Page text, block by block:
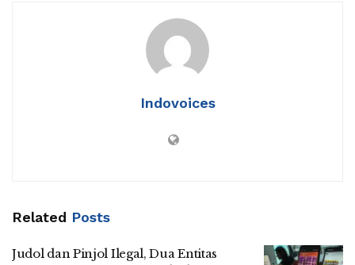
Indovoices
Related Posts
Judol dan Pinjol Ilegal, Dua Entitas